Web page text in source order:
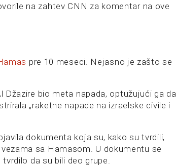
na zahtev CNN za komentar na ove
pre 10 meseci. Nejasno je zašto se
bio meta napada, optužujući ga da
„raketne napade na izraelske civile i
dokumenta koja su, kako su tvrdili,
sa Hamasom. U dokumentu se
da su bili deo grupe.